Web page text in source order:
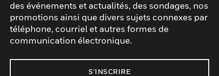
des événements et actualités, des sondages, nos
promotions ainsi que divers sujets connexes par
téléphone, courriel et autres formes de
communication électronique.
S'INSCRIRE